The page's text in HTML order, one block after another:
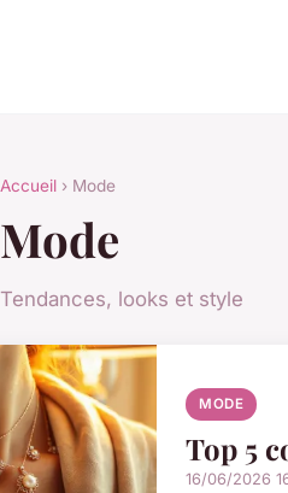
Accueil › Mode
Mode
Tendances, looks et style
MODE
Top 5
16/06/2026